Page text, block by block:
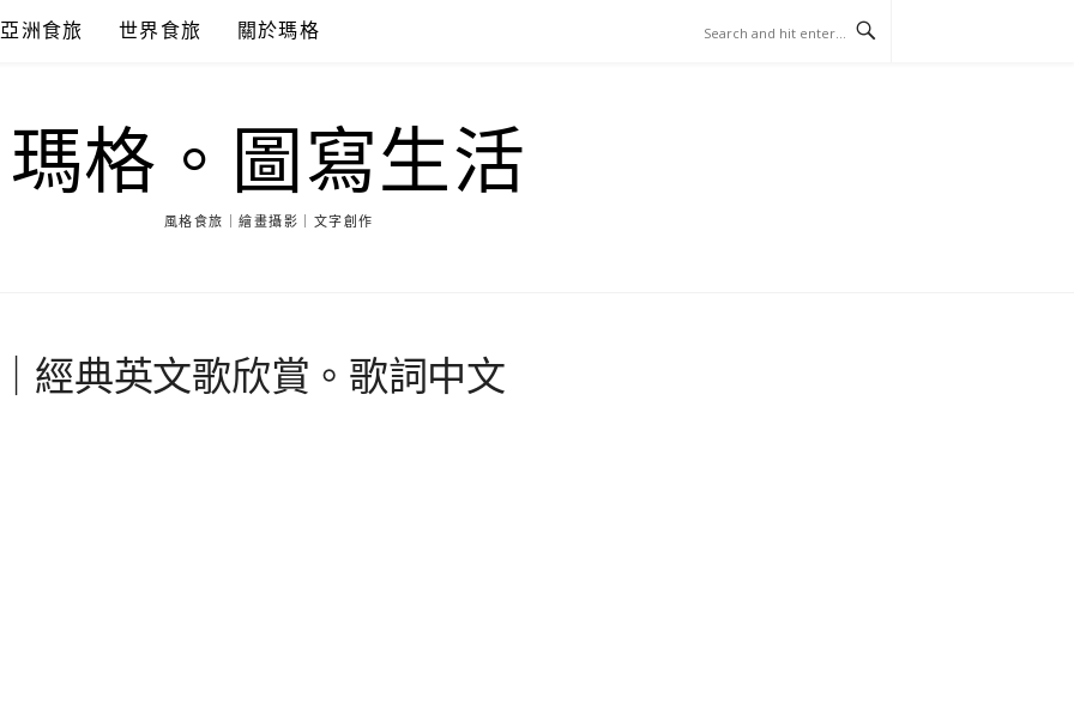
亞洲食旅 世界食旅 關於瑪格
瑪格。圖寫生活
風格食旅｜繪畫攝影｜文字創作
經典英文歌欣賞。歌詞中文